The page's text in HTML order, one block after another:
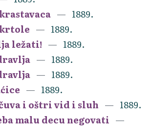
1889.
1889.
ležati!
1889.
1889.
1889.
1889.
i oštri vid i sluh
1889.
malu decu negovati